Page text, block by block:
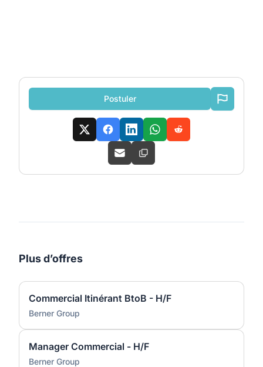
Postuler
Plus d’offres
Commercial Itinérant BtoB - H/F
Berner Group
Manager Commercial - H/F
Berner Group